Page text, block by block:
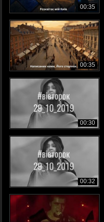
00:35
00:35
00:30
00:32